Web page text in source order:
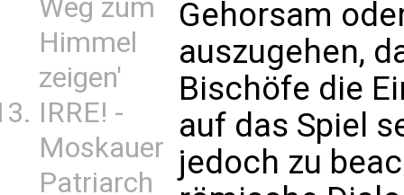
Weg zum
Himmel
zeigen'
IRRE! -
Moskauer
Patriarch
Gehorsam
auszugehen,
Bischöfe die
auf das Spiel
jedoch zu